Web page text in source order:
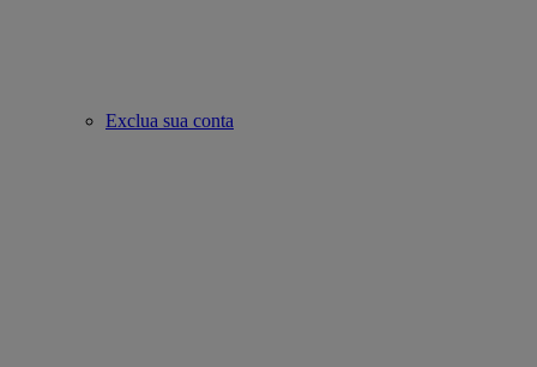
Exclua sua conta